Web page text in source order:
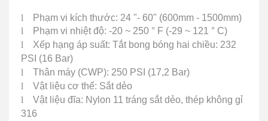
l
Phạm vi kích thước: 24 "- 60" (600mm - 1500mm)
l
Phạm vi nhiệt độ: -20 ~ 250 ° F (-29 ~ 121 ° C)
l
Xếp hạng áp suất: Tắt bong bóng hai chiều: 232
PSI (16 Bar)
l
Thân máy (CWP): 250 PSI (17,2 Bar)
l
Vật liệu cơ thể: Sắt dẻo
l
Vật liệu đĩa: Nylon 11 tráng sắt dẻo, thép không gỉ
316